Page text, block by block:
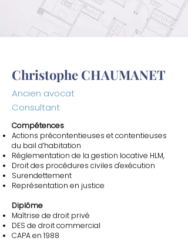
Christophe CHAUMANET
Ancien avocat
Consultant
Compétences
Actions précontentieuses et contentieuses
du bail d’habitation
Réglementation de la gestion locative HLM,
Droit des procédures civiles d'exécution
Surendettement
Représentation en justice
Diplôme
Maîtrise de droit privé
DES de droit commercial
CAPA en 1988